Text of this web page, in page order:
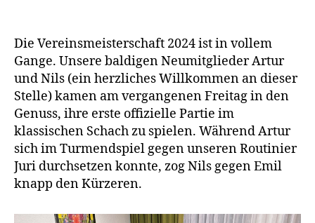
ist
eröffnet
Die Vereinsmeisterschaft 2024 ist in vollem
Gange. Unsere baldigen Neumitglieder Artur
und Nils (ein herzliches Willkommen an dieser
Stelle) kamen am vergangenen Freitag in den
Genuss, ihre erste offizielle Partie im
klassischen Schach zu spielen. Während Artur
sich im Turmendspiel gegen unseren Routinier
Juri durchsetzen konnte, zog Nils gegen Emil
knapp den Kürzeren.